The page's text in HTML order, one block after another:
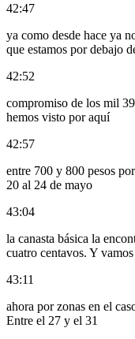
42:47
ya como desde hace ya
que estamos por debajo
42:52
compromiso de los mil
hemos visto por aquí
42:57
entre 700 y 800 pesos
20 al 24 de mayo
43:04
la canasta básica la
cuatro centavos. Y vamos
43:11
ahora por zonas en el
Entre el 27 y el 31